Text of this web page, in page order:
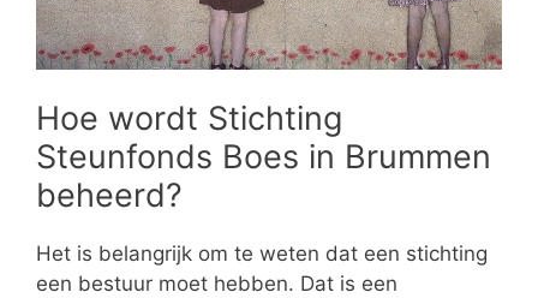
Hoe wordt Stichting
Steunfonds Boes in Brummen
beheerd?
Het is belangrijk om te weten dat een stichting
een bestuur moet hebben. Dat is een